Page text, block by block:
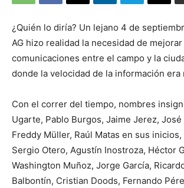
¿Quién lo diría? Un lejano 4 de
AG hizo realidad la necesidad de mejorar
comunicaciones entre el campo y la
donde la velocidad de la información era
Con el correr del tiempo, nombres
Ugarte, Pablo Burgos, Jaime Jerez,
Freddy Müller, Raúl Matas en sus inicios,
Sergio Otero, Agustín Inostroza, Héctor
Washington Muñoz, Jorge García,
Balbontín, Cristian Doods, Fernando